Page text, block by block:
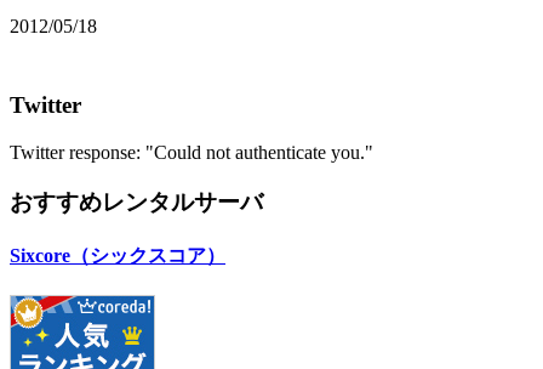
2012/05/18
Twitter
Twitter response: "Could not authenticate you."
おすすめレンタルサーバ
Sixcore（シックスコア）